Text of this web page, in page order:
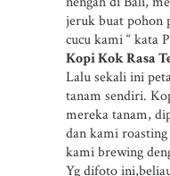
jeruk buat pohon
cucu kami “ kata
Kopi Kok Rasa
Lalu sekali ini
tanam sendiri.
mereka tanam,
dan kami
kami brewing
Yg difoto